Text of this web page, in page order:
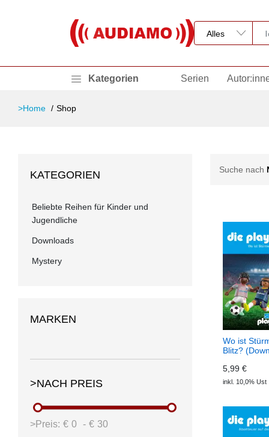
Kategorien Serien
>Home Shop
KATEGORIEN
Beliebte Reihen für Kinder und
Jugendliche
Downloads
Mystery
MARKEN
>NACH PREIS
>Preis: € 0 - € 30
Suche nach
Wo ist
Blitz?
5,99 €
inkl. 10,0% Ust